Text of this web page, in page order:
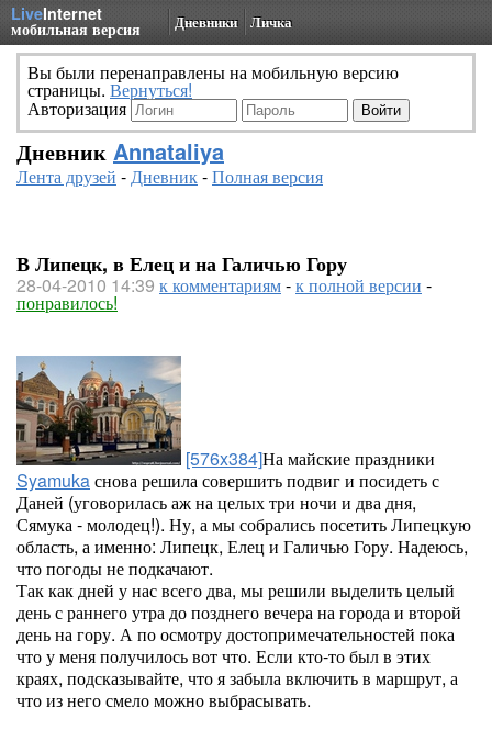
LiveInternet
мобильная версия Дневники Личка
Вы были перенаправлены на мобильную версию
страницы. Вернуться!
Авторизация
Дневник Annataliya
Лента друзей -Дневник-Полная версия
В Липецк, в Елец и на Галичью Гору
28-04-2010 14:39 к комментариям-к полной версии -
понравилось!
[576x384]На майские праздники
Syamukaснова решила совершить подвиг и посидеть с
Даней (уговорилась аж на целых три ночи и два дня,
Сямука - молодец!). Ну, а мы собрались посетить Липецкую
область, а именно: Липецк, Елец и Галичью Гору. Надеюсь,
что погоды не подкачают.
Так как дней у нас всего два, мы решили выделить целый
день с раннего утра до позднего вечера на города и второй
день на гору. А по осмотру достопримечательностей пока
что у меня получилось вот что. Если кто-то был в этих
краях, подсказывайте, что я забыла включить в маршрут, а
что из него смело можно выбрасывать.